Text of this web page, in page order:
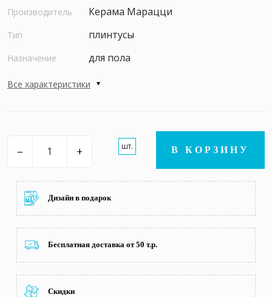
Производитель Керама Марацци
Тип плинтусы
Назначение для пола
Все характеристики
– + шт. В КОРЗИНУ
Дизайн в подарок
Бесплатная доставка от 50 т.р.
Скидки